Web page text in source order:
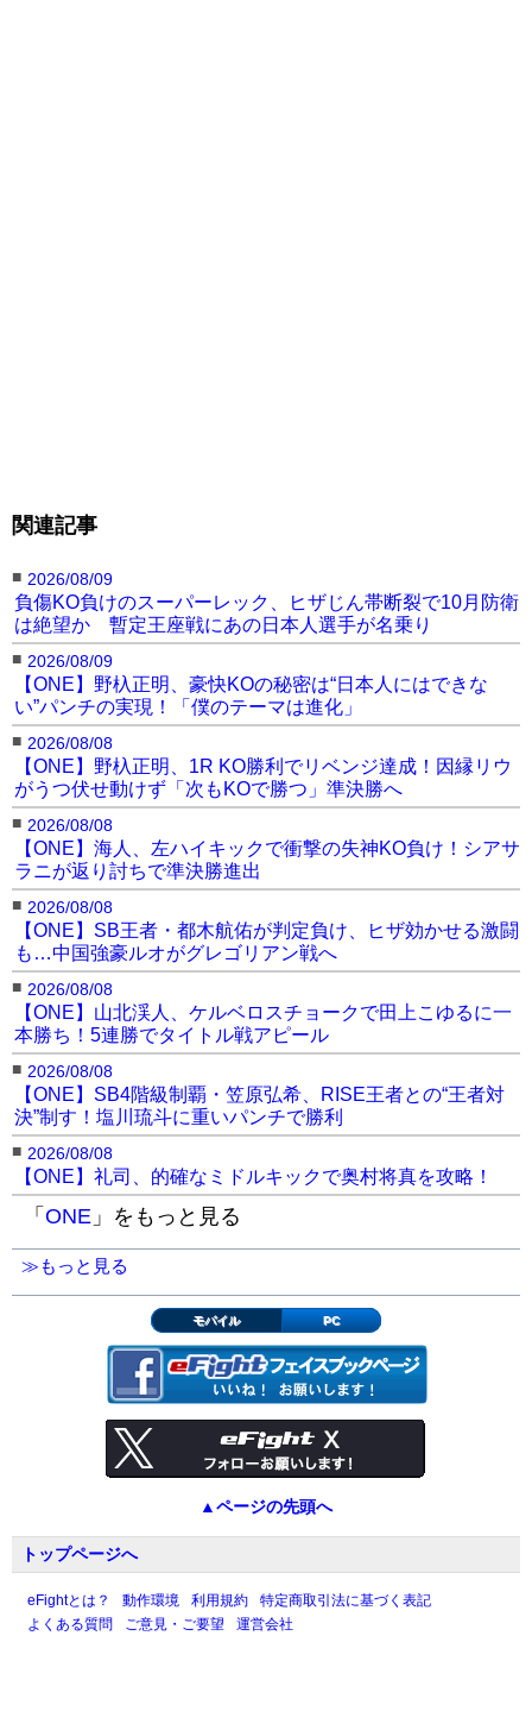
関連記事
■ 2026/08/09
負傷KO負けのスーパーレック、ヒザじん帯断裂で10月防衛
は絶望か 暫定王座戦にあの日本人選手が名乗り
■ 2026/08/09
【ONE】野杁正明、豪快KOの秘密は“日本人にはできな
い”パンチの実現！「僕のテーマは進化」
■ 2026/08/08
【ONE】野杁正明、1R KO勝利でリベンジ達成！因縁リウ
がうつ伏せ動けず「次もKOで勝つ」準決勝へ
■ 2026/08/08
【ONE】海人、左ハイキックで衝撃の失神KO負け！シアサ
ラニが返り討ちで準決勝進出
■ 2026/08/08
【ONE】SB王者・都木航佑が判定負け、ヒザ効かせる激闘
も…中国強豪ルオがグレゴリアン戦へ
■ 2026/08/08
【ONE】山北渓人、ケルベロスチョークで田上こゆるに一
本勝ち！5連勝でタイトル戦アピール
■ 2026/08/08
【ONE】SB4階級制覇・笠原弘希、RISE王者との“王者対
決”制す！塩川琉斗に重いパンチで勝利
■ 2026/08/08
【ONE】礼司、的確なミドルキックで奥村将真を攻略！
「 ONE 」をもっと見る
≫もっと見る
モバイル PC
▲ページの先頭へ
トップページへ
eFightとは？ 動作環境 利用規約
特定商取引法に基づく表記
よくある質問
ご意見・ご要望 運営会社